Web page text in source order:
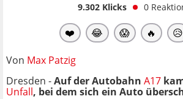
9.302Klicks 0
❤️ 😂 😱 🔥 😥
Von Max Patzig
Dresden -Auf der Autobahn A17
Unfall, bei dem sich ein Auto